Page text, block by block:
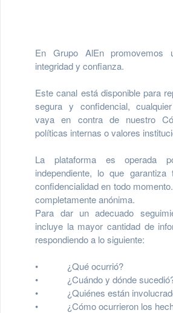
En Grupo AlEn promovemos
integridad y confianza.
Este canal está disponible para
segura y confidencial,
vaya en contra de nuestro
políticas internas o valores
La plataforma es operada
independiente, lo que garantiza
confidencialidad en todo
completamente anónima.
Para dar un adecuado
incluye la mayor cantidad de
respondiendo a lo siguiente:
• ¿Qué ocurrió?
• ¿Cuándo y dónde
• ¿Quiénes están
• ¿Cómo ocurrieron los